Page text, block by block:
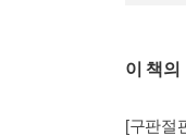
이 책의
[구판절